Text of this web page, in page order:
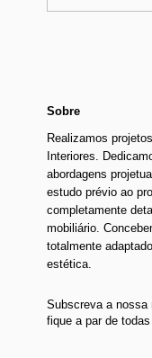
Sobre
Realizamos
Interiores.
abordagens
estudo prévio ao
completamente
mobiliário.
totalmente
estética.
Subscreva a nossa
fique a par de